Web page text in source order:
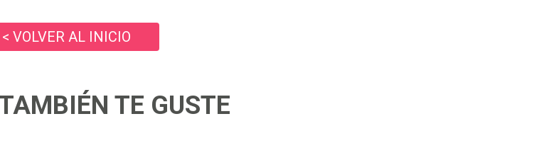
< VOLVER AL INICIO
TE GUSTE